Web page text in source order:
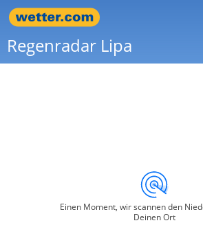
Regenradar Lipa
Einen Moment, wir scannen den
Deinen Ort